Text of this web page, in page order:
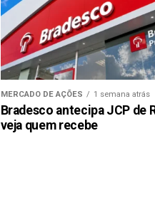
MERCADO DE AÇÕES 1 semana atrás
Bradesco antecipa JCP de
veja quem recebe